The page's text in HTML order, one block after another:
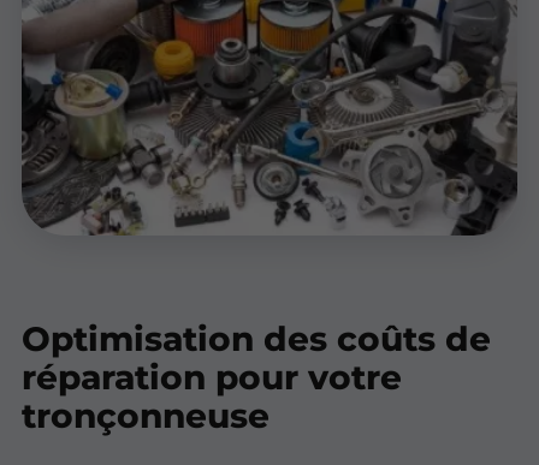
Optimisation des coûts de
réparation pour votre
tronçonneuse